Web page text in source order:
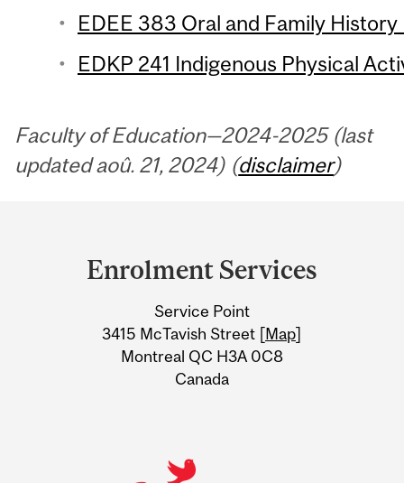
EDEE 383 Oral and Family
EDKP 241 Indigenous Physical
Faculty of Education—2024-2025 (last
updated aoû. 21, 2024) (disclaimer)
Information
Enrolment Services
Service Point
3415 McTavish Street [Map]
Montreal QC H3A 0C8
Canada